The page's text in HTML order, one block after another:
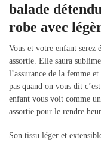
balade
robe avec
Vous et votre enfant serez
assortie. Elle saura
l’assurance de la femme
pas quand on vous dit
enfant vous voit comme
assortie pour le rendre
Son tissu léger et